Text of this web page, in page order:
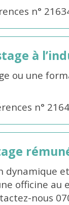
n°
à
ou une
n°
dynamique
officine au
nous